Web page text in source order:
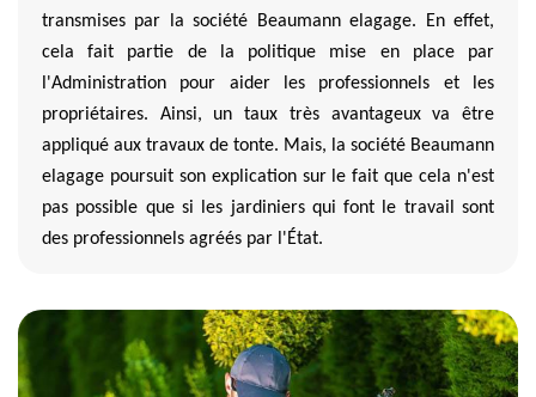
transmises par la société Beaumann elagage. En effet,
cela fait partie de la politique mise en place par
l'Administration pour aider les professionnels et les
propriétaires. Ainsi, un taux très avantageux va être
appliqué aux travaux de tonte. Mais, la société Beaumann
elagage poursuit son explication sur le fait que cela n'est
pas possible que si les jardiniers qui font le travail sont
des professionnels agréés par l'État.